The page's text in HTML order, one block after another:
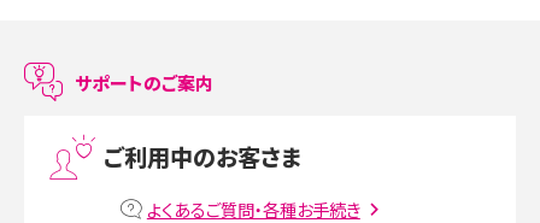
LINEで友だちを削除する方法は？方法ごとの影響や復活・復元する方法も解説
MNOとは？MVNOやMVNEとの違いやメリット・デメリットを解説
サポートのご案内
ご利用中のお客さま
よくあるご質問・各種お手続き